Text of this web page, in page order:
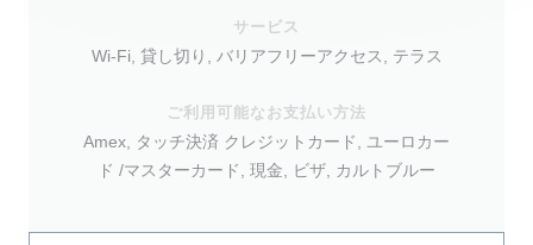
サービス
Wi-Fi, 貸し切り, バリアフリーアクセス, テラス
ご利用可能なお支払い方法
Amex, タッチ決済 クレジットカード, ユーロカー
ド /マスターカード, 現金, ビザ, カルトブルー